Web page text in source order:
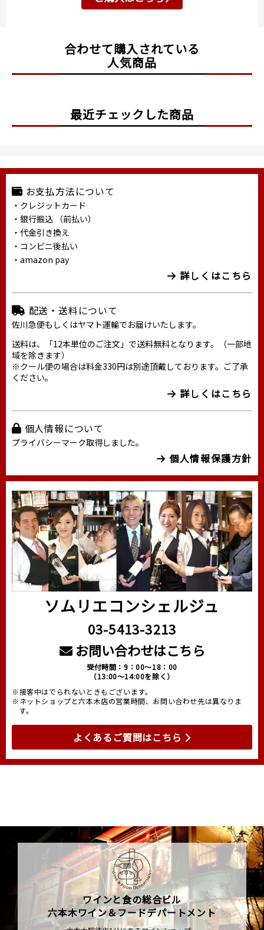
合わせて購入されている
人気商品
最近チェックした商品
お支払方法について
・クレジットカード
・銀行振込 （前払い）
・代金引き換え
・コンビニ後払い
・amazon pay
詳しくはこちら
配送・送料について
佐川急便もしくはヤマト運輸でお届けいたします。
送料は、「12本単位のご注文」で送料無料となります。（一部地
域を除きます）
※クール便の場合は料金330円は別途頂戴しております。ご了承
ください。
詳しくはこちら
個人情報について
プライバシーマーク取得しました。
個人情報保護方針
ソムリエコンシェルジュ
03-5413-3213
お問い合わせはこちら
受付時間：9：00～18：00
（13:00～14:00を除く）
※接客中はでられないときもございます。
※ネットショップと六本木店の営業時間、お問い合わせ先は異なりま
す。
よくあるご質問はこちら
ワインと食の総合ビル
六本木ワイン＆フードデパートメント